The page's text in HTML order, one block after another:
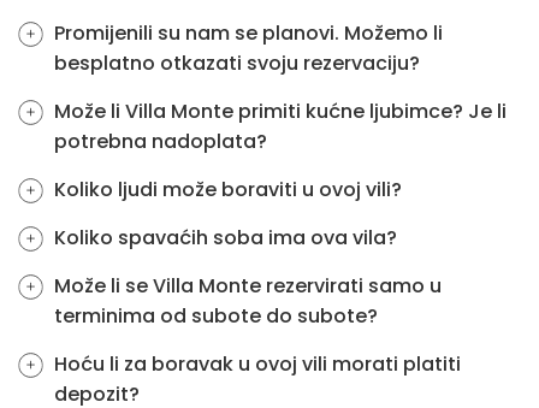
Promijenili su nam se planovi. Možemo li
besplatno otkazati svoju rezervaciju?
Može li Villa Monte primiti kućne ljubimce? Je li
potrebna nadoplata?
Koliko ljudi može boraviti u ovoj vili?
Koliko spavaćih soba ima ova vila?
Može li se Villa Monte rezervirati samo u
terminima od subote do subote?
Hoću li za boravak u ovoj vili morati platiti
depozit?